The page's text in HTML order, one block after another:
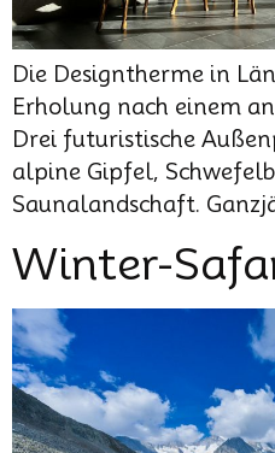
Die Designtherme in
Erholung nach einem
Drei futuristische
alpine Gipfel,
Saunalandschaft.
Winter-